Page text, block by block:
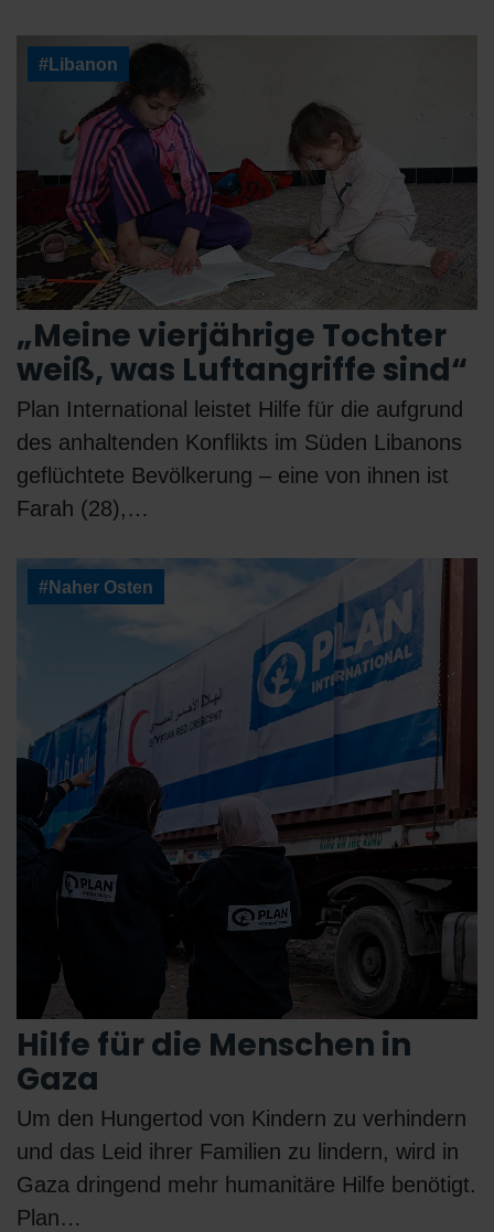
#Libanon
„Meine vierjährige Tochter
weiß, was Luftangriffe sind“
Plan International leistet Hilfe für die aufgrund
des anhaltenden Konflikts im Süden Libanons
geflüchtete Bevölkerung – eine von ihnen ist
Farah (28),…
#Naher Osten
Hilfe für die Menschen in
Gaza
Um den Hungertod von Kindern zu verhindern
und das Leid ihrer Familien zu lindern, wird in
Gaza dringend mehr humanitäre Hilfe benötigt.
Plan…